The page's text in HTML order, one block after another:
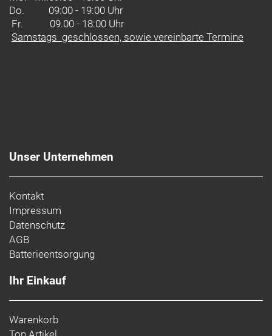
Do.
09:00 - 19:00 Uhr
Fr. 09.00 - 18:00 Uhr
Samstags geschlossen, sowie vereinbarte Termine
Unser Unternehmen
Kontakt
Impressum
Datenschutz
AGB
Batterieentsorgung
Ihr Einkauf
Warenkorb